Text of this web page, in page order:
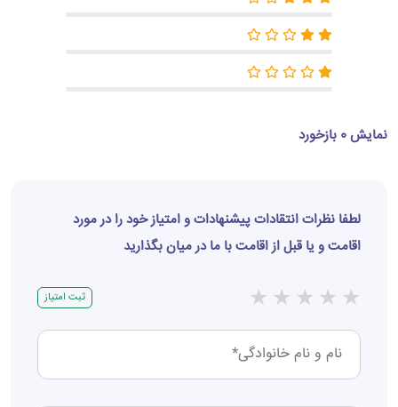
نمایش 0 بازخورد
لطفا نظرات انتقادات پیشنهادات و امتیاز خود را در مورد
اقامت و یا قبل از اقامت با ما در میان بگذارید
★
★
★
★
★ ثبت امتیاز